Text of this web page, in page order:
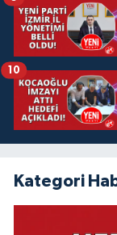
10
Kategori